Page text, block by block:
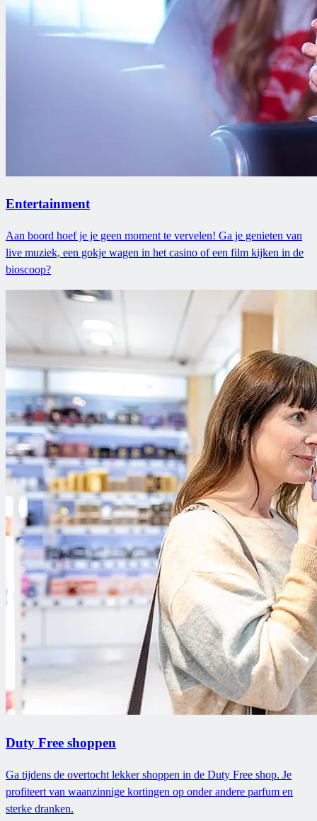
Entertainment
Aan boord hoef je je geen moment te vervelen! Ga je genieten van
live muziek, een gokje wagen in het casino of een film kijken in de
bioscoop?
Duty Free shoppen
Ga tijdens de overtocht lekker shoppen in de Duty Free shop. Je
profiteert van waanzinnige kortingen op onder andere parfum en
sterke dranken.